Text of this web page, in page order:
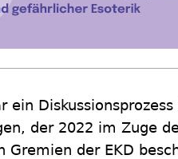
ein
der 2022 im Zuge
der EKD